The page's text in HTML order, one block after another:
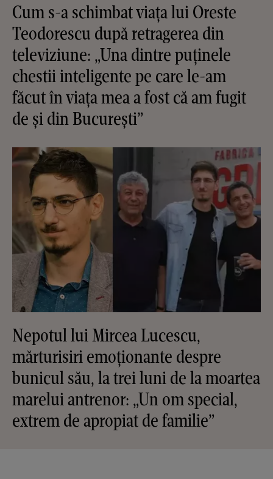
Cum s-a schimbat viața lui Oreste
Teodorescu după retragerea din
televiziune: „Una dintre puținele
chestii inteligente pe care le-am
făcut în viața mea a fost că am fugit
de și din București”
Nepotul lui Mircea Lucescu,
mărturisiri emoționante despre
bunicul său, la trei luni de la moartea
marelui antrenor: „Un om special,
extrem de apropiat de familie”